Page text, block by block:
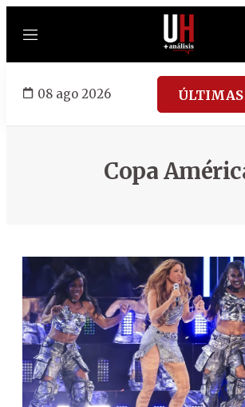
Menú
08 ago 2026
Copa